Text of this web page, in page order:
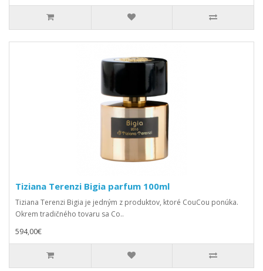
Tiziana Terenzi Bigia parfum 100ml
Tiziana Terenzi Bigia je jedným z produktov, ktoré CouCou ponúka.
Okrem tradičného tovaru sa Co..
594,00€